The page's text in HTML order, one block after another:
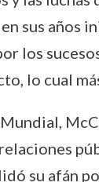
sus años
los
lo cual
su afán